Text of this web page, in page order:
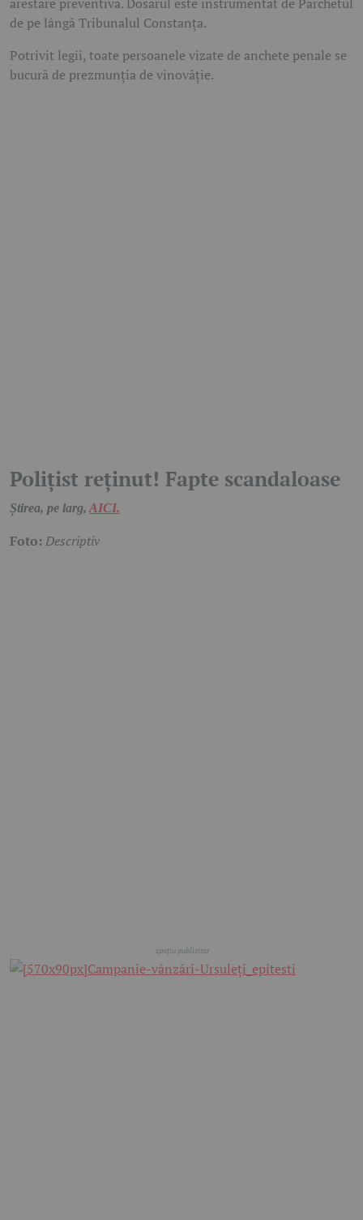
de pe lângă Tribunalul Constanța.
Potrivit legii, toate persoanele vizate de anchete penale se
bucură de prezmunția de vinovăție.
Polițist reținut! Fapte scandaloase
Știrea, pe larg, AICI.
Foto:Descriptiv